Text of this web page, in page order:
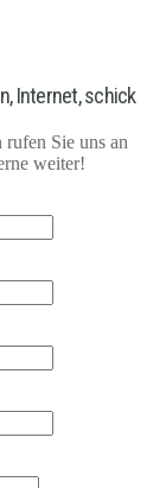
Internet, schick
Sie uns an
weiter!